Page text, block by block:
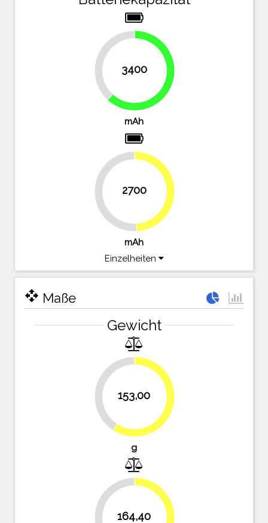
3400
38.2%
61.8%
mAh
2700
mAh
Einzelheiten
open_with Maße
Gewicht
153,00
40.9%
59.1%
g
164,40
36.5%